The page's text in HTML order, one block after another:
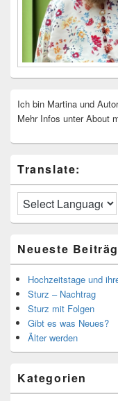
Ich bin Martina und
Mehr Infos unter About
Translate:
Neueste
Hochzeitstage und
Sturz – Nachtrag
Sturz mit Folgen
Gibt es was Neues?
Älter werden
Kategorien